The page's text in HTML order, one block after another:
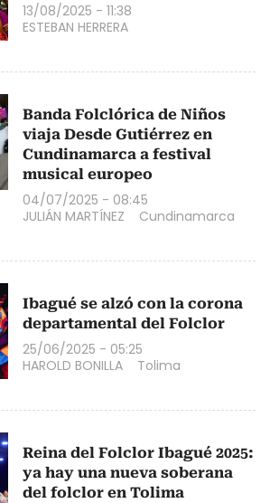
13/08/2025 - 11:38
ESTEBAN HERRERA
Banda Folclórica de Niños
viaja Desde Gutiérrez en
Cundinamarca a festival
musical europeo
04/07/2025 - 08:45
JULIÁN MARTÍNEZ
Cundinamarca
Ibagué se alzó con la corona
departamental del Folclor
25/06/2025 - 05:25
HAROLD BONILLA
Tolima
Reina del Folclor Ibagué 2025:
ya hay una nueva soberana
del folclor en Tolima